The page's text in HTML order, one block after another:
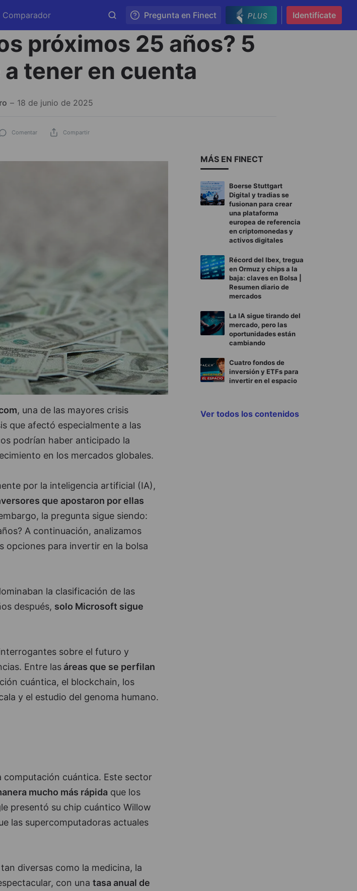
Comparador Pregunta en Finect Identifícate
próximos 25 años? 5
tener en cuenta
18 de junio de 2025
Comentar Compartir
, una de las mayores crisis
que afectó especialmente a las
podrían haber anticipado la
en los mercados globales.
por la inteligencia artificial (IA),
que apostaron por ellas
la pregunta sigue siendo:
A continuación, analizamos
opciones para invertir en la bolsa
la clasificación de las
después, solo Microsoft sigue
sobre el futuro y
Entre lasáreas que se perfilan
cuántica, el blockchain, los
y el estudio del genoma humano.
computación cuántica. Este sector
mucho más rápida que los
presentó su chip cuántico Willow
las supercomputadoras actuales
diversas como la medicina, la
con una tasa anual de
MÁS EN FINECT
Boerse Stuttgart
Digital y tradias se
fusionan para crear
una plataforma
europea de referencia
en criptomonedas y
activos digitales
Récord del Ibex, tregua
en Ormuz y chips a la
baja: claves en Bolsa |
Resumen diario de
mercados
La IA sigue tirando del
mercado, pero las
oportunidades están
cambiando
Cuatro fondos de
inversión y ETFs para
invertir en el espacio
Ver todos los contenidos